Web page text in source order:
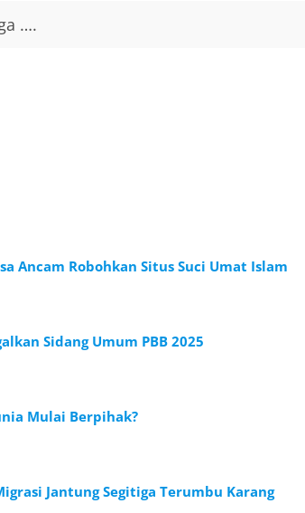
….
Ancam Robohkan Situs Suci Umat Islam
Sidang Umum PBB 2025
Mulai Berpihak?
Jantung Segitiga Terumbu Karang